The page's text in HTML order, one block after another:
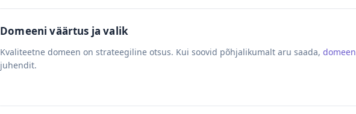
Domeeni väärtus ja valik
Kvaliteetne domeen on strateegiline otsus. Kui soovid põhjalikumalt aru saada,
juhendit.